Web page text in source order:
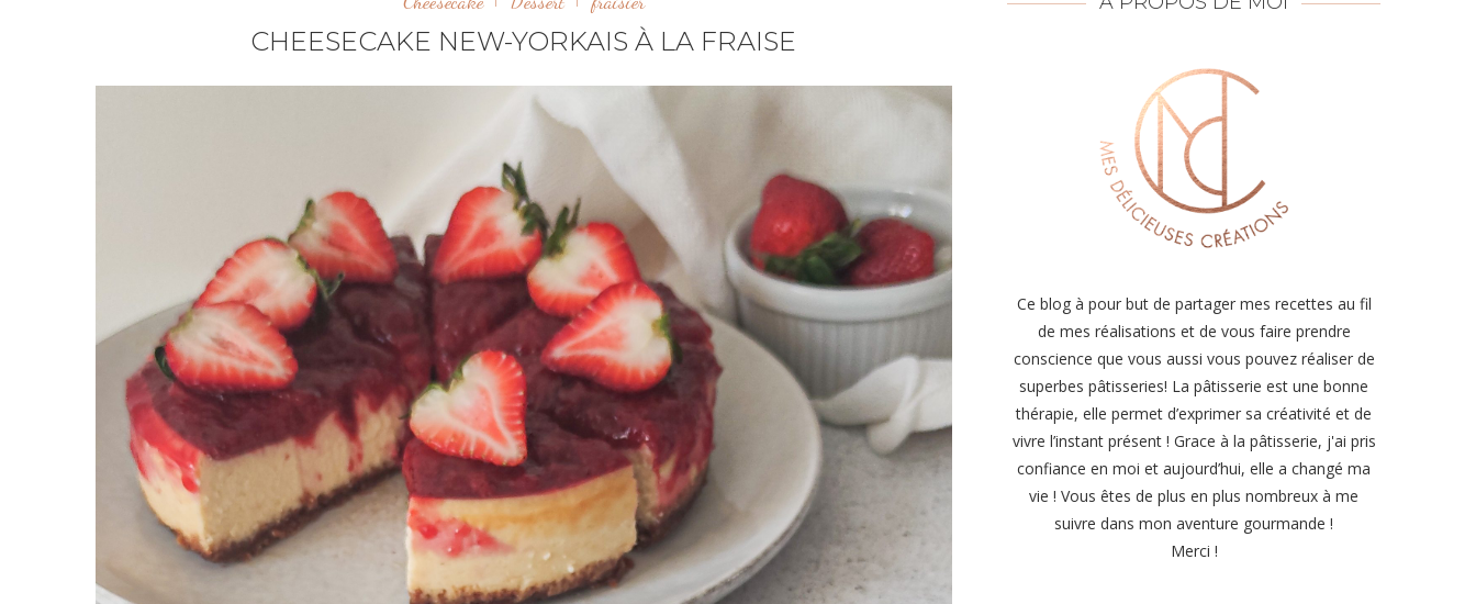
CHEESECAKE NEW-YORKAIS À LA FRAISE
Ce blog à pour but de partager mes recettes au fil
de mes réalisations et de vous faire prendre
conscience que vous aussi vous pouvez réaliser de
superbes pâtisseries! La pâtisserie est une bonne
thérapie, elle permet d’exprimer sa créativité et de
vivre l’instant présent ! Grace à la pâtisserie, j'ai pris
confiance en moi et aujourd’hui, elle a changé ma
vie ! Vous êtes de plus en plus nombreux à me
suivre dans mon aventure gourmande !
Merci !